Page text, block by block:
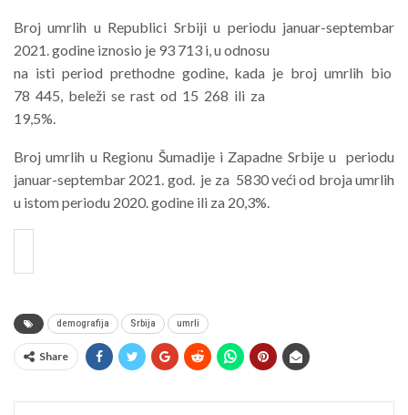
Broj umrlih u Republici Srbiji u periodu januar-septembar
2021. godine iznosio je 93 713 i, u odnosu
na isti period prethodne godine, kada je broj umrlih bio
78 445, beleži se rast od 15 268 ili za
19,5%.
Broj umrlih u Regionu Šumadije i Zapadne Srbije u periodu
januar-septembar 2021. god. je za 5830 veći od broja umrlih
u istom periodu 2020. godine ili za 20,3%.
demografija Srbija umrli
Share